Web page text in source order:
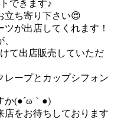
できます♪
立ち寄り下さい😍
が出店してくれます！
て出店販売していただ
レープとカップシフォン
か(●´ω｀●)
店をお待ちしております